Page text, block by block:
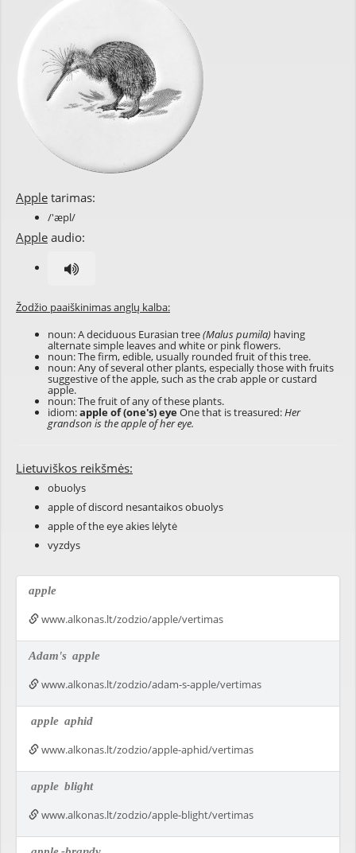
Apple tarimas:
/'æpl/
Apple audio:
Žodžio paaiškinimas anglų kalba:
noun: A deciduous Eurasian tree(Malus pumila) having
alternate simple leaves and white or pink flowers.
noun: The firm, edible, usually rounded fruit of this tree.
noun: Any of several other plants, especially those with fruits
suggestive of the apple, such as the crab apple or custard
apple.
noun: The fruit of any of these plants.
idiom:apple of (one's) eye One that is treasured:Her
grandson is the apple of her eye.
Lietuviškos reikšmės:
obuolys
apple of discord nesantaikos obuolys
apple of the eye akies lėlytė
vyzdys
apple
www.alkonas.lt/zodzio/apple/vertimas
Adam's apple
www.alkonas.lt/zodzio/adam-s-apple/vertimas
apple aphid
www.alkonas.lt/zodzio/apple-aphid/vertimas
apple blight
www.alkonas.lt/zodzio/apple-blight/vertimas